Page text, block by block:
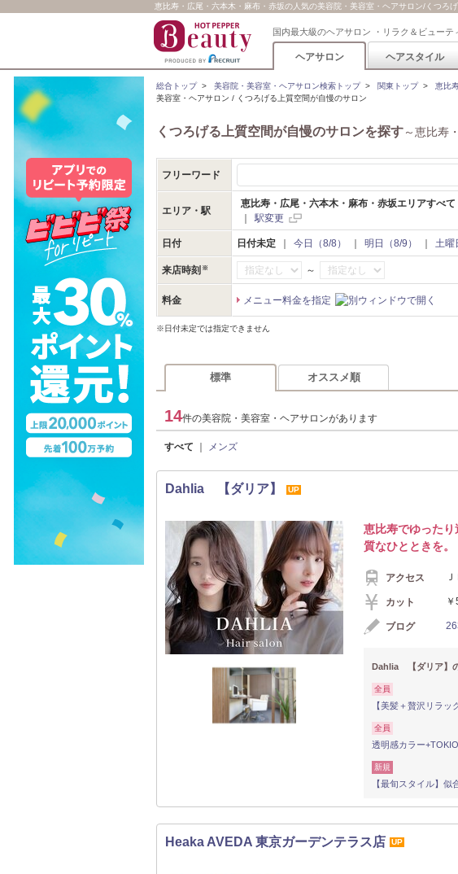
恵比寿・広尾・六本木・麻布・赤坂の人気の美容院・美容室・ヘアサロン/くつろ
国内最大級のヘアサロン ・リラク＆ビューテ
ヘアサロン ヘアスタイル
総合トップ> 美容院・美容室・ヘアサロン検索トップ> 関東トップ> 恵比
美容室・ヘアサロン / くつろげる上質空間が自慢のサロン
くつろげる上質空間が自慢のサロンを探す～恵比寿
フリーワード
エリア・駅
恵比寿・広尾・六本木・麻布・赤坂エリアすべて
駅変更
日付 日付未定 今日（8/8） 明日（8/9） 土曜
来店時刻 ～
料金 メニュー料金を指定
※日付未定では指定できません
標準 オススメ順
14件の美容院・美容室・ヘアサロンがあります
すべて メンズ
Dahlia 【ダリア】 UP
恵比寿でゆった
質なひとときを。
アクセス
カット
ブログ
Dahlia 【ダリア】
全員
【美髪＋贅沢リラ
全員
透明感カラー
新規
【最旬スタイル】
Heaka AVEDA 東京ガーデンテラス店 UP